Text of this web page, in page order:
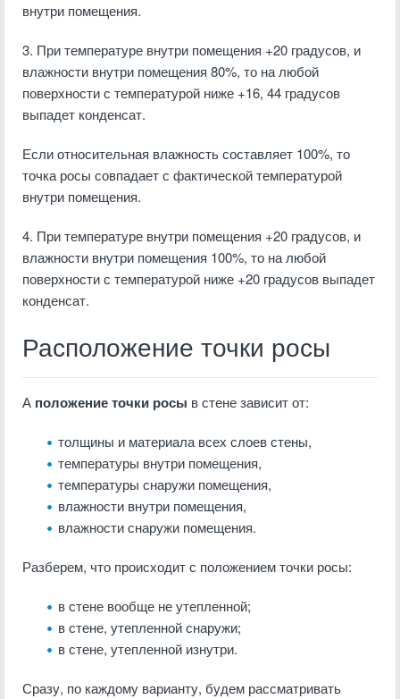
внутри помещения.
3. При температуре внутри помещения +20 градусов, и
влажности внутри помещения 80%, то на любой
поверхности с температурой ниже +16, 44 градусов
выпадет конденсат.
Если относительная влажность составляет 100%, то
точка росы совпадает с фактической температурой
внутри помещения.
4. При температуре внутри помещения +20 градусов, и
влажности внутри помещения 100%, то на любой
поверхности с температурой ниже +20 градусов выпадет
конденсат.
Расположение точки росы
А положение точки росы в стене зависит от:
толщины и материала всех слоев стены,
температуры внутри помещения,
температуры снаружи помещения,
влажности внутри помещения,
влажности снаружи помещения.
Разберем, что происходит с положением точки росы:
в стене вообще не утепленной;
в стене, утепленной снаружи;
в стене, утепленной изнутри.
Сразу, по каждому варианту, будем рассматривать